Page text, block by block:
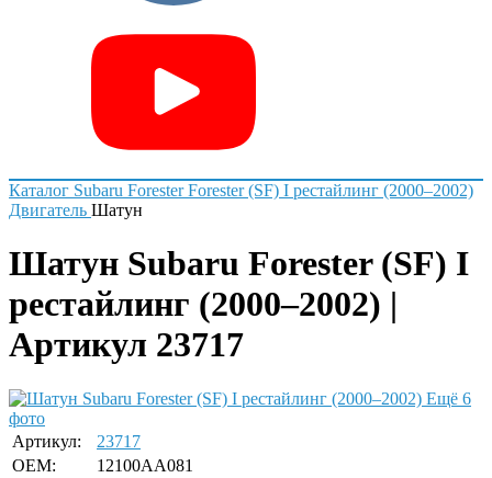
Каталог Subaru Forester Forester (SF) I рестайлинг (2000–2002)
Двигатель Шатун
Шатун Subaru Forester (SF) I
рестайлинг (2000–2002) |
Артикул 23717
Ещё 6
фото
Артикул:
23717
OEM:
12100AA081